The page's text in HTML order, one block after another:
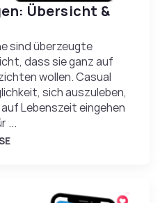
Übersicht &
sind überzeugte
dass sie ganz auf
wollen. Casual
sich auszuleben,
Lebenszeit eingehen
...